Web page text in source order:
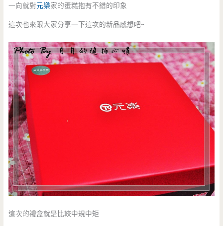
一向就對元樂家的蛋糕抱有不錯的印象
這次也來跟大家分享一下這次的新品感想吧~
這次的禮盒就是比較中規中矩